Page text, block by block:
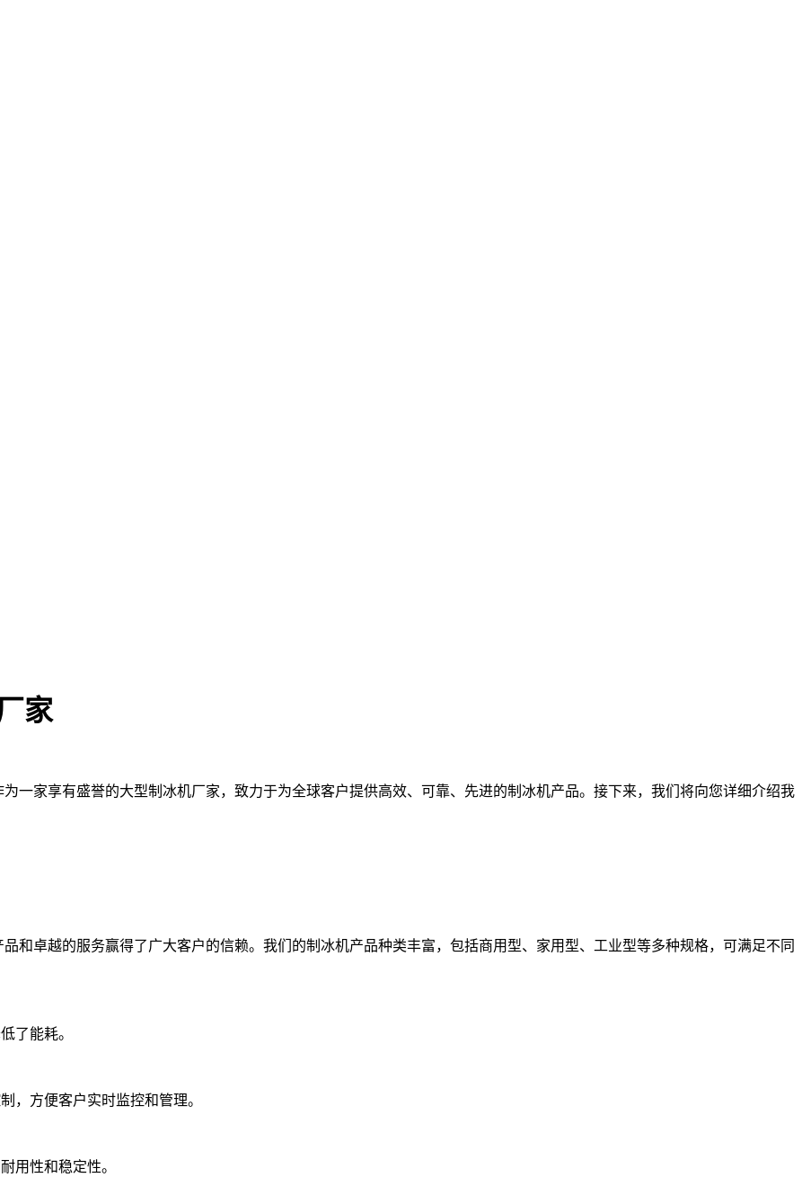
家
一家享有盛誉的大型制冰机厂家，致力于为全球客户提供高效、可靠、先进的制冰机产品。接下来，我们将向您详细介绍我
和卓越的服务赢得了广大客户的信赖。我们的制冰机产品种类丰富，包括商用型、家用型、工业型等多种规格，可满足不同
了能耗。
，方便客户实时监控和管理。
用性和稳定性。